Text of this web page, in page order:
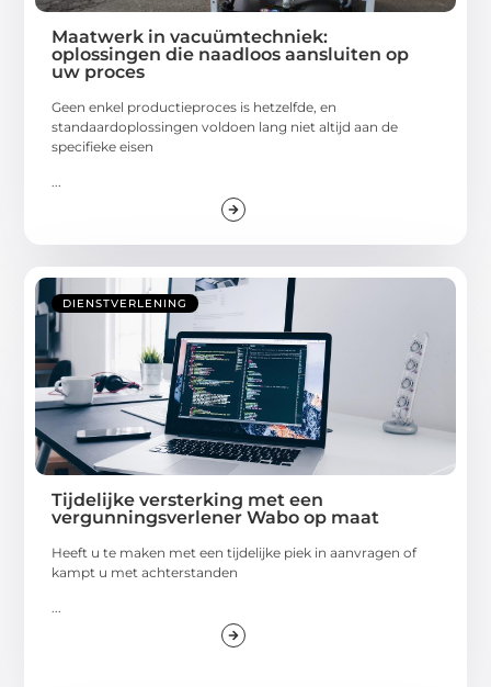
Maatwerk in vacuümtechniek:
oplossingen die naadloos aansluiten op
uw proces
Geen enkel productieproces is hetzelfde, en
standaardoplossingen voldoen lang niet altijd aan de
specifieke eisen
DIENSTVERLENING
Tijdelijke versterking met een
vergunningsverlener Wabo op maat
Heeft u te maken met een tijdelijke piek in aanvragen of
kampt u met achterstanden
...